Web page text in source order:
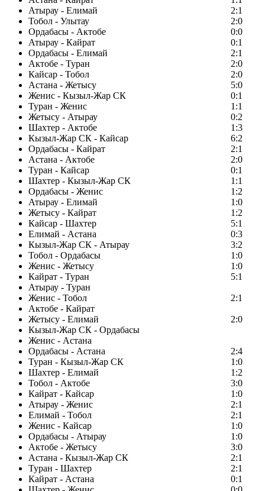
Атырау - Елимай
2:1
Тобол - Улытау
2:0
Ордабасы - Актобе
0:0
Атырау - Кайрат
0:1
Ордабасы - Елимай
2:1
Актобе - Туран
2:0
Кайсар - Тобол
2:0
Астана - Жетысу
5:0
Женис - Кызыл-Жар СК
0:1
Туран - Женис
1:1
Жетысу - Атырау
0:2
Шахтер - Актобе
1:3
Кызыл-Жар СК - Кайсар
6:2
Ордабасы - Кайрат
2:1
Астана - Актобе
2:0
Туран - Кайсар
0:1
Шахтер - Кызыл-Жар СК
1:1
Ордабасы - Женис
1:2
Атырау - Елимай
1:0
Жетысу - Кайрат
1:2
Кайсар - Шахтер
5:1
Елимай - Астана
0:3
Кызыл-Жар СК - Атырау
3:2
Тобол - Ордабасы
1:0
Женис - Жетысу
1:0
Кайрат - Туран
5:1
Атырау - Туран
Женис - Тобол
2:1
Актобе - Кайрат
Жетысу - Елимай
2:0
Кызыл-Жар СК - Ордабасы
Женис - Астана
Ордабасы - Астана
2:4
Туран - Кызыл-Жар СК
1:0
Шахтер - Елимай
1:2
Тобол - Актобе
3:0
Кайрат - Кайсар
1:0
Атырау - Женис
2:1
Елимай - Тобол
2:1
Женис - Кайсар
1:0
Ордабасы - Атырау
1:0
Актобе - Жетысу
3:0
Астана - Кызыл-Жар СК
2:1
Туран - Шахтер
2:1
Кайрат - Астана
0:1